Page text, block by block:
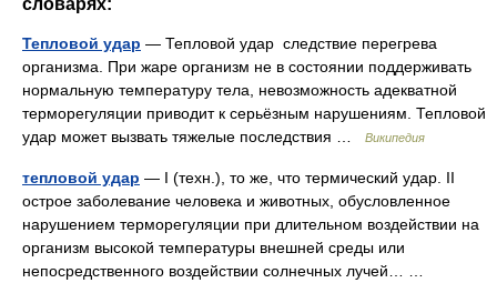
словарях:
Тепловой удар — Тепловой удар следствие перегрева
организма. При жаре организм не в состоянии поддерживать
нормальную температуру тела, невозможность адекватной
терморегуляции приводит к серьёзным нарушениям. Тепловой
удар может вызвать тяжелые последствия …
Википедия
тепловой удар — I (техн.), то же, что термический удар. II
острое заболевание человека и животных, обусловленное
нарушением терморегуляции при длительном воздействии на
организм высокой температуры внешней среды или
непосредственного воздействии солнечных лучей… …